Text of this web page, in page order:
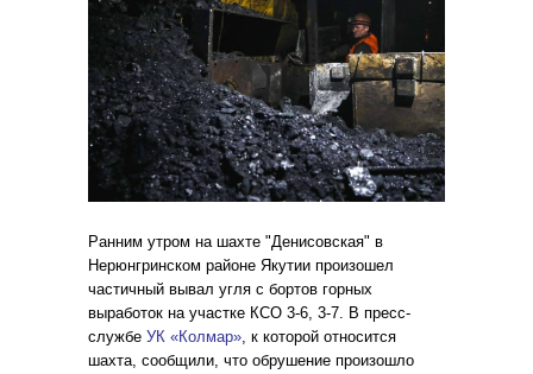
Ранним утром на шахте "Денисовская" в
Нерюнгринском районе Якутии произошел
частичный вывал угля с бортов горных
выработок на участке КСО 3-6, 3-7. В пресс-
службе УК «Колмар», к которой относится
шахта, сообщили, что обрушение произошло